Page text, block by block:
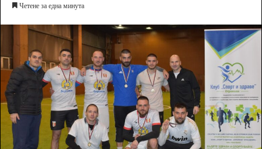
n
e
m
a
i
l
Четене за една минута